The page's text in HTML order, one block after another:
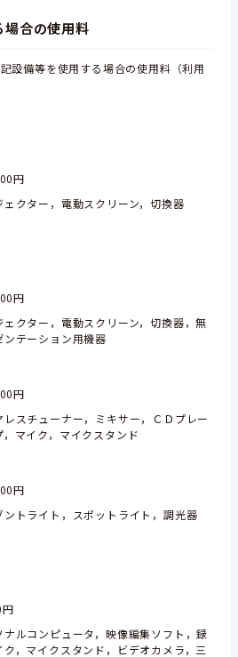
場合の使用料
設備等を使用する場合の使用料（利用
円
クター，電動スクリーン，切換器
円
クター，電動スクリーン，切換器，無
ンテーション用機器
円
スチューナー，ミキサー，ＣＤプレー
，マイク，マイクスタンド
円
ントライト，スポットライト，調光器
ルコンピュータ，映像編集ソフト，録
ク，マイクスタンド，ビデオカメラ，三